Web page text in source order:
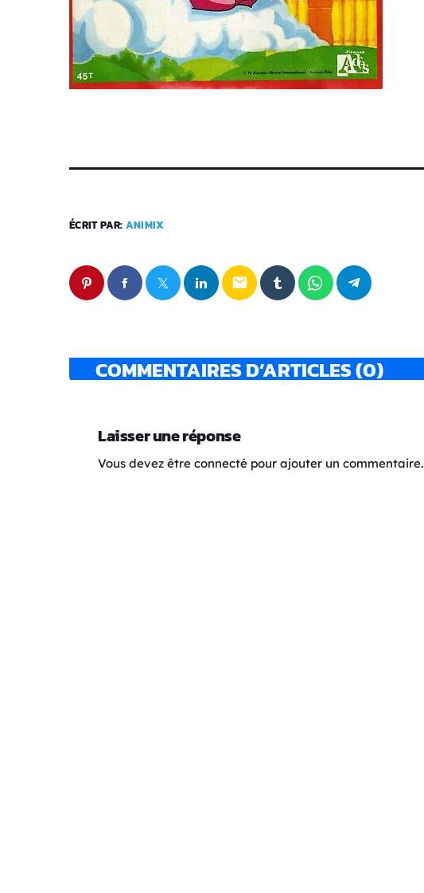
ÉCRIT PAR: ANIMIX
email
COMMENTAIRES D’ARTICLES (0)
Laisser une réponse
Vous devez être connecté pour ajouter un commentaire.